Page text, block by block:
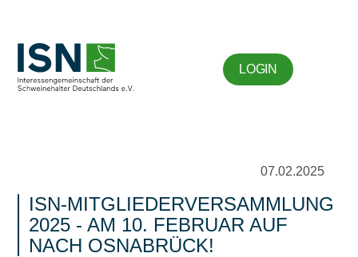
LOGIN
07.02.2025
ISN-MITGLIEDERVERSAMMLUNG
2025 - AM 10. FEBRUAR AUF
NACH OSNABRÜCK!